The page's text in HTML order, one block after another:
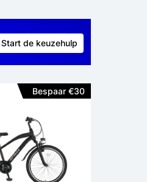
Start de keuzehulp
Bespaar €30